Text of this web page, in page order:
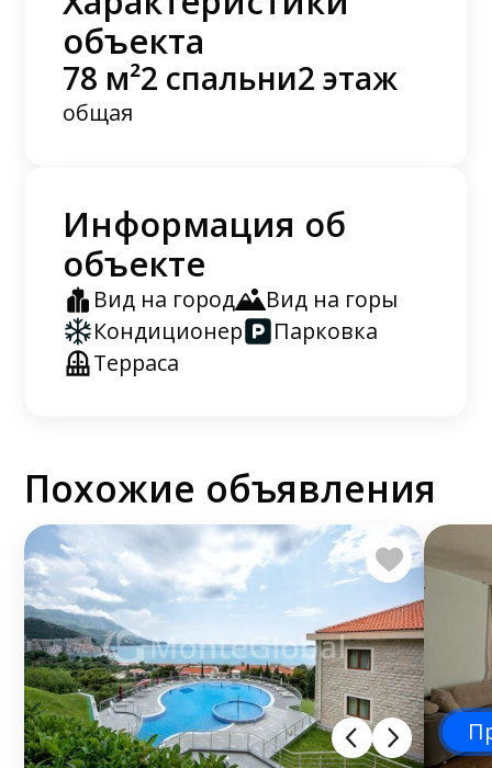
объекта
78 м²
общая
2 спальни2 этаж
Информация об
объекте
Вид на город
Вид на горы
Кондиционер
Парковка
Терраса
Похожие объявления